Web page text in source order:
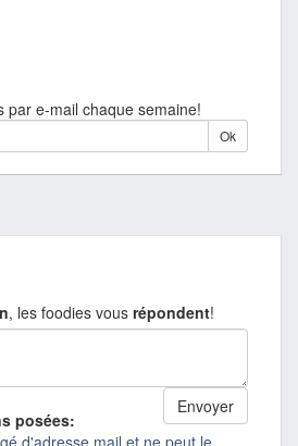
par e-mail chaque semaine!
, les foodies vous répondent!
posées:
d'adresse mail et ne peut le